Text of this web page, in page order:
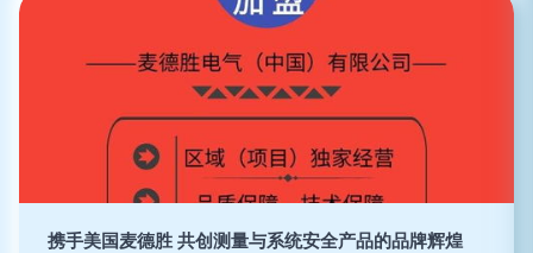
携手美国麦德胜 共创测量与系统安全产品的品牌辉煌